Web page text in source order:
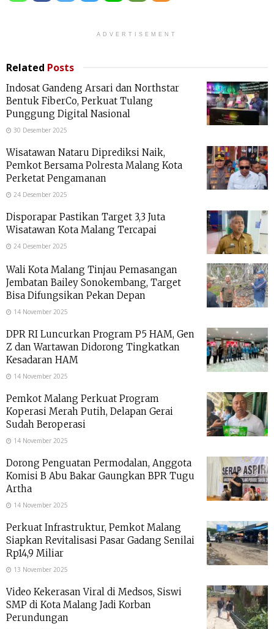
ADVERTISEMENT
Related Posts
Indosat Gandeng Arsari dan Northstar
Bentuk FiberCo, Perkuat Tulang
Punggung Digital Nasional
30 Desember 2025
Wisatawan Nataru Diprediksi Naik,
Pemkot Bersama Polresta Malang Kota
Perketat Pengamanan
24 Desember 2025
Disporapar Pastikan Target 3,3 Juta
Wisatawan Kota Malang Tercapai
24 Desember 2025
Wali Kota Malang Tinjau Pemasangan
Jembatan Bailey Sonokembang, Target
Bisa Difungsikan Pekan Depan
14 November 2025
DPR RI Luncurkan Program P5 HAM, Gen
Z dan Wartawan Didorong Tingkatkan
Kesadaran HAM
14 November 2025
Pemkot Malang Perkuat Program
Koperasi Merah Putih, Delapan Gerai
Sudah Beroperasi
14 November 2025
Dorong Penguatan Permodalan, Anggota
Komisi B Abu Bakar Gaungkan BPR Tugu
Artha
14 November 2025
Perkuat Infrastruktur, Pemkot Malang
Siapkan Revitalisasi Pasar Gadang Senilai
Rp14,9 Miliar
13 November 2025
Video Kekerasan Viral di Medsos, Siswi
SMP di Kota Malang Jadi Korban
Perundungan